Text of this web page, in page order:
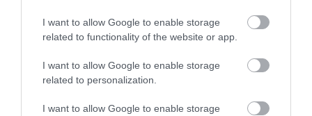
I want to allow Google to enable storage
related to functionality of the website or app.
I want to allow Google to enable storage
related to personalization.
I want to allow Google to enable storage
Αυγούστου – Πώς θα ενεργοποιείται